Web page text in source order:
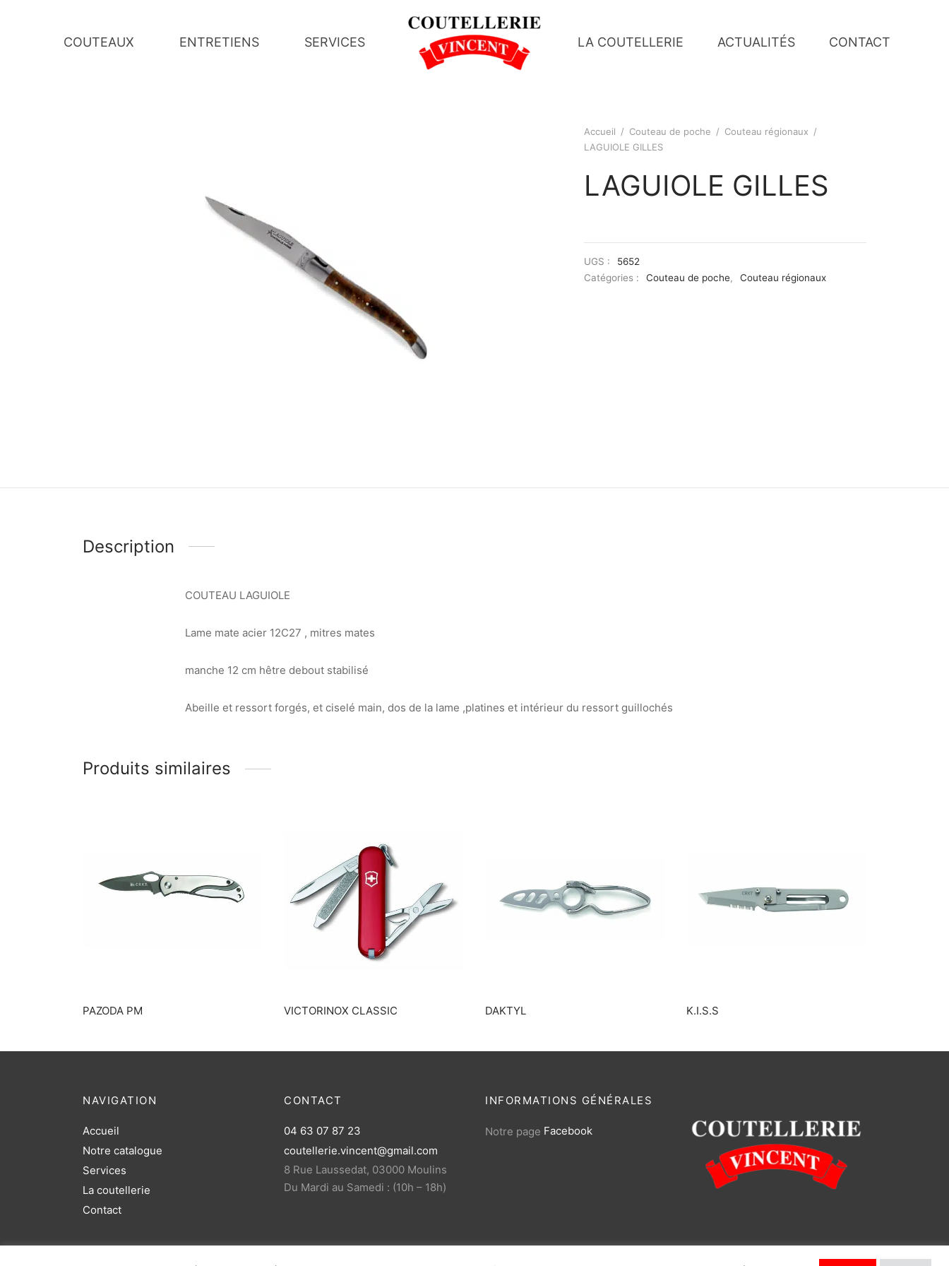
COUTEAUX ENTRETIENS SERVICES LA COUTELLERIE ACTUALITÉS CONTACT
Accueil / Couteau de poche / Couteau régionaux /
LAGUIOLE GILLES
LAGUIOLE GILLES
UGS :
5652
Catégories :
Couteau de poche, Couteau régionaux
Description
COUTEAU LAGUIOLE
Lame mate acier 12C27 , mitres mates
manche 12 cm hêtre debout stabilisé
Abeille et ressort forgés, et ciselé main, dos de la lame ,platines et intérieur du ressort guillochés
Produits similaires
PAZODA PM VICTORINOX CLASSIC DAKTYL K.I.S.S
NAVIGATION
Accueil
Notre catalogue
Services
La coutellerie
Contact
CONTACT
04 63 07 87 23
coutellerie.vincent@gmail.com
8 Rue Laussedat, 03000 Moulins
Du Mardi au Samedi : (10h – 18h)
INFORMATIONS GÉNÉRALES
Notre page Facebook